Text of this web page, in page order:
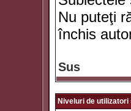
Nu puteţi
închis
Sus
Niveluri de utilizatori